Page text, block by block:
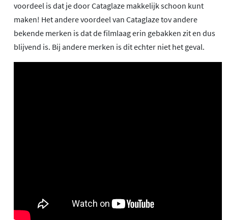
voordeel is dat je door Cataglaze makkelijk schoon kunt
maken! Het andere voordeel van Cataglaze tov andere
bekende merken is dat de filmlaag erin gebakken zit en dus
blijvend is. Bij andere merken is dit echter niet het geval.